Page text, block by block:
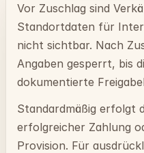
Vor Zuschlag sind
Standortdaten für
nicht sichtbar. Nach
Angaben gesperrt, bis
dokumentierte
Standardmäßig erfolgt
erfolgreicher Zahlung
Provision. Für